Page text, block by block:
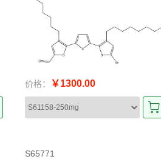
价格： ￥1300.00
S65771